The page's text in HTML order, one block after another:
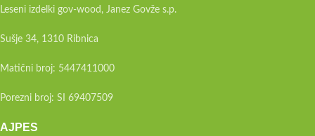
Leseni izdelki gov-wood, Janez Govže s.p.
Sušje 34, 1310 Ribnica
Matični broj: 5447411000
Porezni broj: SI 69407509
AJPES